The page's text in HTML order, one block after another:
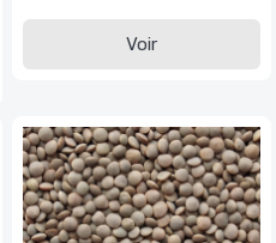
Voir